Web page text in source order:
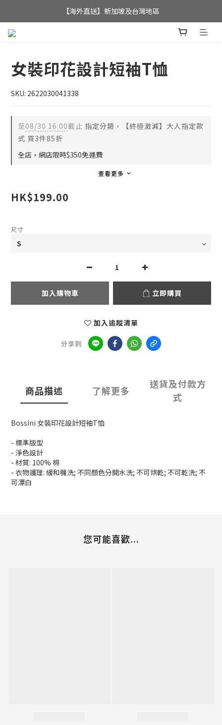
全店滿$350，即可享港澳地區免運費;
【海外直送】新加坡及台灣地區
女裝印花設計短袖T恤
SKU: 2622030041338
至08/30 16:00截止 指定分類，【終極激減】大人指定款
式 買3件85折
全店，網店限時$350免運費
查看更多
HK$199.00
尺寸
加入購物車 立即購買
加入追蹤清單
分享到
商品描述 了解更多
送貨及付款方
式
Bossini 女裝印花設計短袖T恤
- 標準版型
- 淨色設計
- 材質: 100% 棉
- 衣物護理: 緩和機洗; 不同顏色分開水洗; 不可烘乾; 不可乾洗; 不
可漂白
您可能喜歡...